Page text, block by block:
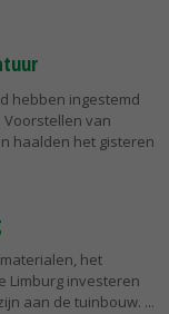
hebben ingestemd
van
haalden het gisteren
het
Limburg investeren
aan de tuinbouw.